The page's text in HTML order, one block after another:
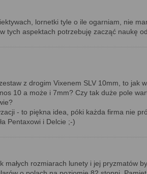
lornetki tyle o ile ogarniam, nie
tych aspektach potrzebuję zacząć naukę
z drogim Vixenem SLV 10mm, to jak
10 a może i 7mm? Czy tak duże pole
- to piękna idea, póki każda firma nie
Pentaxowi i Delcie ;-)
małych rozmiarach lunety i jej pryzmatów